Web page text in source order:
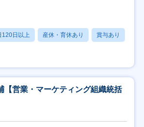
120日以上 産休・育休あり 賞与あり
【営業・マーケティング組織統括